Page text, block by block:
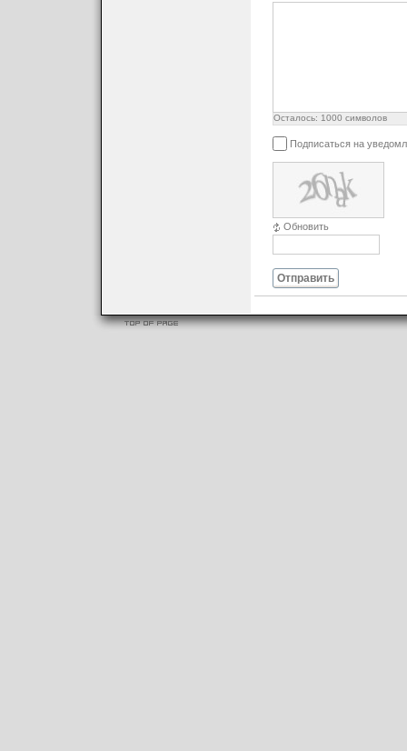
Осталось: 1000 символов
Подписаться на
Обновить
Отправить